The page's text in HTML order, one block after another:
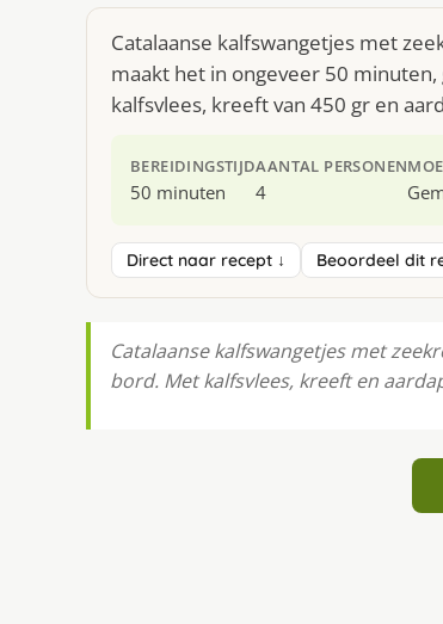
Catalaanse kalfswangetjes met
maakt het in ongeveer 50
kalfsvlees, kreeft van 450 gr en
BEREIDINGSTIJD
50 minuten
AANTAL PERSONEN
4
Direct naar recept ↓ Beoordeel dit
Catalaanse kalfswangetjes met
bord. Met kalfsvlees, kreeft en